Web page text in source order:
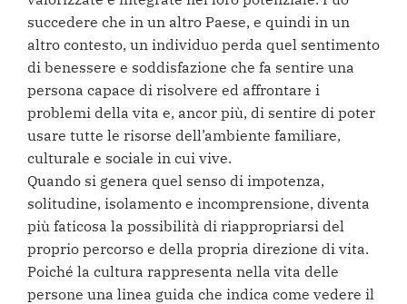
succedere che in un altro Paese, e quindi in un
altro contesto, un individuo perda quel sentimento
di benessere e soddisfazione che fa sentire una
persona capace di risolvere ed affrontare i
problemi della vita e, ancor più, di sentire di poter
usare tutte le risorse dell’ambiente familiare,
culturale e sociale in cui vive.
Quando si genera quel senso di impotenza,
solitudine, isolamento e incomprensione, diventa
più faticosa la possibilità di riappropriarsi del
proprio percorso e della propria direzione di vita.
Poiché la cultura rappresenta nella vita delle
persone una linea guida che indica come vedere il